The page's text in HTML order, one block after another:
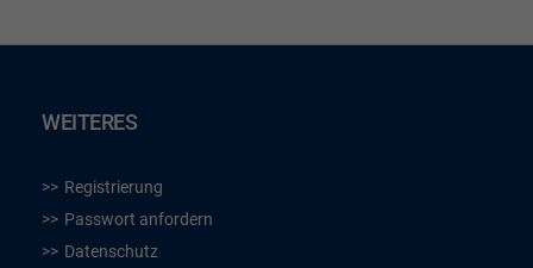
WEITERES
Registrierung
Passwort anfordern
Datenschutz